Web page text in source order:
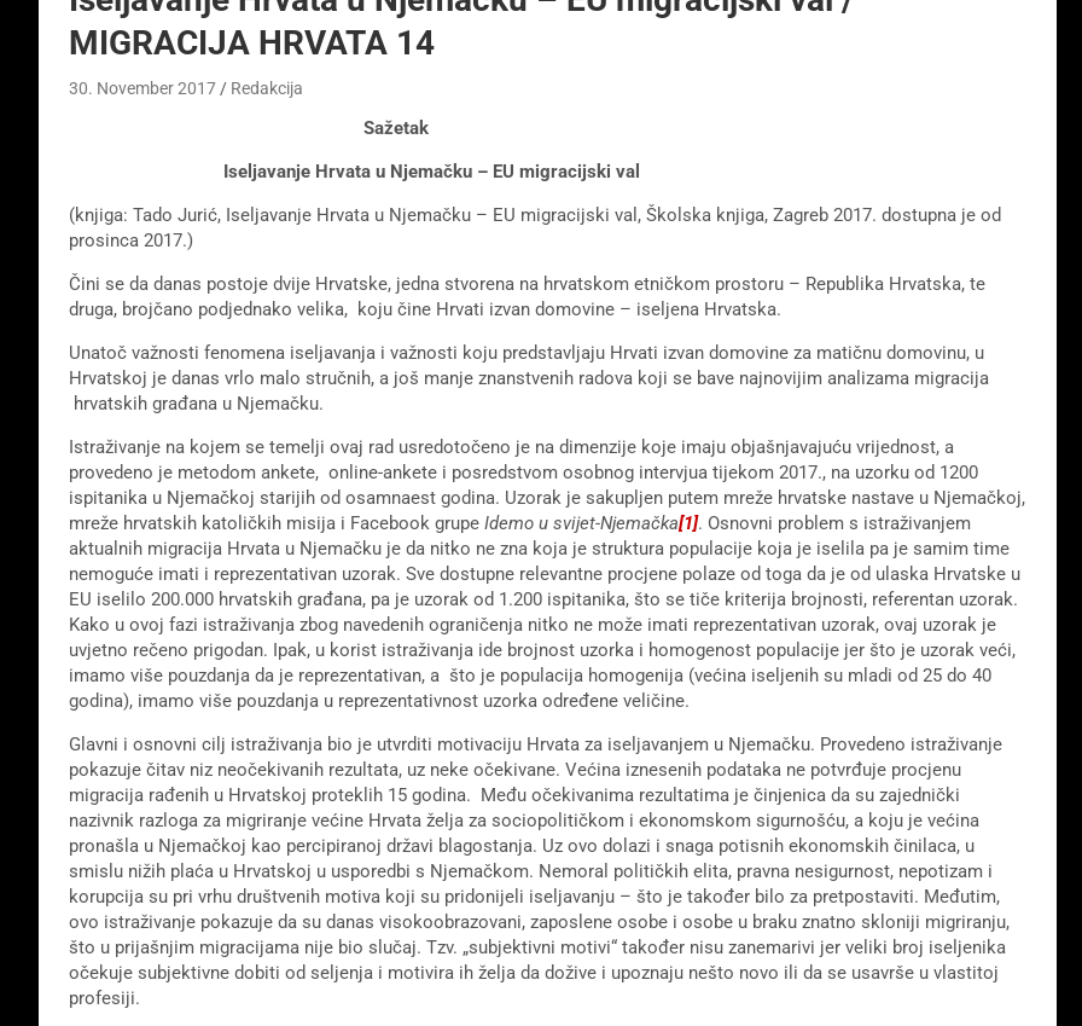
MIGRACIJA HRVATA 14
30. November 2017 Redakcija
Sažetak
Iseljavanje Hrvata u Njemačku – EU migracijski val
(knjiga: Tado Jurić, Iseljavanje Hrvata u Njemačku – EU migracijski val, Školska knjiga, Zagreb 2017. dostupna je od
prosinca 2017.)
Čini se da danas postoje dvije Hrvatske, jedna stvorena na hrvatskom etničkom prostoru – Republika Hrvatska, te
druga, brojčano podjednako velika, koju čine Hrvati izvan domovine – iseljena Hrvatska.
Unatoč važnosti fenomena iseljavanja i važnosti koju predstavljaju Hrvati izvan domovine za matičnu domovinu, u
Hrvatskoj je danas vrlo malo stručnih, a još manje znanstvenih radova koji se bave najnovijim analizama migracija
hrvatskih građana u Njemačku.
Istraživanje na kojem se temelji ovaj rad usredotočeno je na dimenzije koje imaju objašnjavajuću vrijednost, a
provedeno je metodom ankete, online-ankete i posredstvom osobnog intervjua tijekom 2017., na uzorku od 1200
ispitanika u Njemačkoj starijih od osamnaest godina. Uzorak je sakupljen putem mreže hrvatske nastave u Njemačkoj,
mreže hrvatskih katoličkih misija i Facebook grupe Idemo u svijet-Njemačka[1]. Osnovni problem s istraživanjem
aktualnih migracija Hrvata u Njemačku je da nitko ne zna koja je struktura populacije koja je iselila pa je samim time
nemoguće imati i reprezentativan uzorak. Sve dostupne relevantne procjene polaze od toga da je od ulaska Hrvatske u
EU iselilo 200.000 hrvatskih građana, pa je uzorak od 1.200 ispitanika, što se tiče kriterija brojnosti, referentan uzorak.
Kako u ovoj fazi istraživanja zbog navedenih ograničenja nitko ne može imati reprezentativan uzorak, ovaj uzorak je
uvjetno rečeno prigodan. Ipak, u korist istraživanja ide brojnost uzorka i homogenost populacije jer što je uzorak veći,
imamo više pouzdanja da je reprezentativan, a što je populacija homogenija (većina iseljenih su mladi od 25 do 40
godina), imamo više pouzdanja u reprezentativnost uzorka određene veličine.
Glavni i osnovni cilj istraživanja bio je utvrditi motivaciju Hrvata za iseljavanjem u Njemačku. Provedeno istraživanje
pokazuje čitav niz neočekivanih rezultata, uz neke očekivane. Većina iznesenih podataka ne potvrđuje procjenu
migracija rađenih u Hrvatskoj proteklih 15 godina. Među očekivanima rezultatima je činjenica da su zajednički
nazivnik razloga za migriranje većine Hrvata želja za sociopolitičkom i ekonomskom sigurnošću, a koju je većina
pronašla u Njemačkoj kao percipiranoj državi blagostanja. Uz ovo dolazi i snaga potisnih ekonomskih činilaca, u
smislu nižih plaća u Hrvatskoj u usporedbi s Njemačkom. Nemoral političkih elita, pravna nesigurnost, nepotizam i
korupcija su pri vrhu društvenih motiva koji su pridonijeli iseljavanju – što je također bilo za pretpostaviti. Međutim,
ovo istraživanje pokazuje da su danas visokoobrazovani, zaposlene osobe i osobe u braku znatno skloniji migriranju,
što u prijašnjim migracijama nije bio slučaj. Tzv. „subjektivni motivi“ također nisu zanemarivi jer veliki broj iseljenika
očekuje subjektivne dobiti od seljenja i motivira ih želja da dožive i upoznaju nešto novo ili da se usavrše u vlastitoj
profesiji.